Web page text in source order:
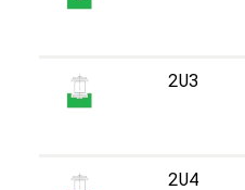
2U3
2U4